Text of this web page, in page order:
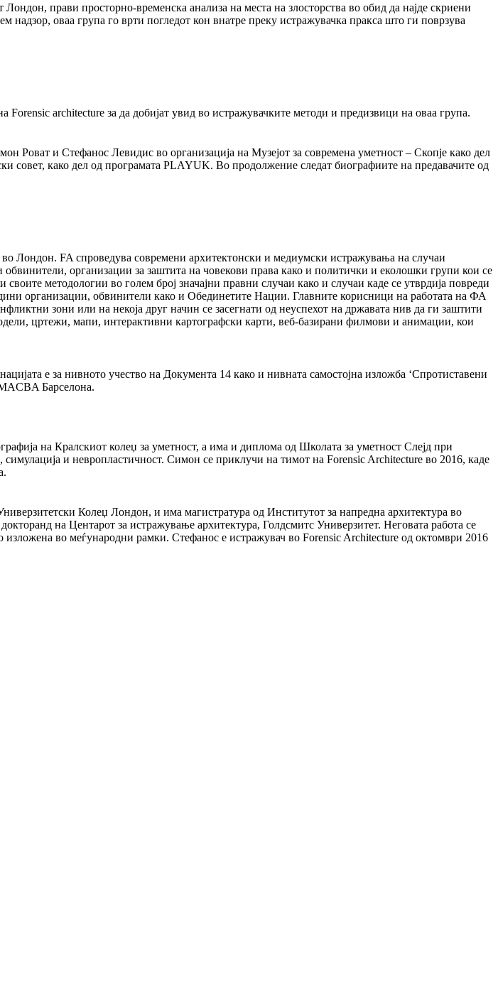
прави просторно-временска анализа на места на злосторства во обид да најде скриени
надзор, оваа група го врти погледот кон внатре преку истражувачка пракса што ги поврзува
architecture за да добијат увид во истражувачките методи и предизвици на оваа група.
Роват и Стефанос Левидис во организација на Музејот за современа уметност – Скопје како дел
совет, како дел од програмата PLAYUK. Во продолжение следат биографиите на предавачите од
Лондон. FA спроведува современи архитектонски и медиумски истражувања на случаи
организации за заштита на човекови права како и политички и еколошки групи кои се
методологии во голем број значајни правни случаи како и случаи каде се утврдија повреди
организации, обвинители како и Обединетите Нации. Главните корисници на работата на ФА
зони или на некоја друг начин се засегнати од неуспехот на државата нив да ги заштити
цртежи, мапи, интерактивни картографски карти, веб-базирани филмови и анимации, кои
е за нивното учество на Документа 14 како и нивната самостојна изложба ‘Спротиставени
Барселона.
на Кралскиот колеџ за уметност, а има и диплома од Школата за уметност Слејд при
и невропластичност. Симон се приклучи на тимот на Forensic Architecture во 2016, каде
Колеџ Лондон, и има магистратура од Институтот за напредна архитектура во
на Центарот за истражување архитектура, Голдсмитс Универзитет. Неговата работа се
во меѓународни рамки. Стефанос е истражувач во Forensic Architecture од октомври 2016